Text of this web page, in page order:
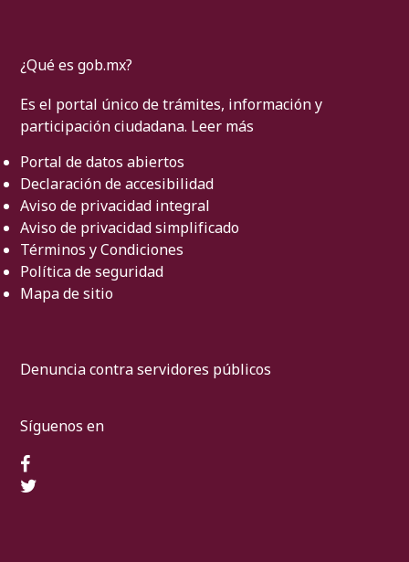
¿Qué es gob.mx?
Es el portal único de trámites, información y
participación ciudadana. Leer más
Portal de datos abiertos
Declaración de accesibilidad
Aviso de privacidad integral
Aviso de privacidad simplificado
Términos y Condiciones
Política de seguridad
Mapa de sitio
Denuncia contra servidores públicos
Síguenos en